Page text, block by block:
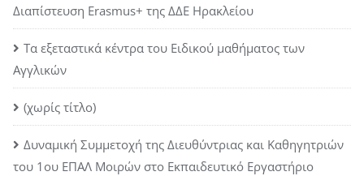
Διαπίστευση Erasmus+ της ΔΔΕ Ηρακλείου
Τα εξεταστικά κέντρα του Ειδικού μαθήματος των
Αγγλικών
(χωρίς τίτλο)
Δυναμική Συμμετοχή της Διευθύντριας και Καθηγητριών
του 1ου ΕΠΑΛ Μοιρών στο Εκπαιδευτικό Εργαστήριο